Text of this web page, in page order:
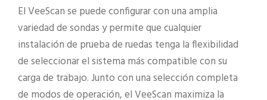
El VeeScan se puede configurar con una amplia
variedad de sondas y permite que cualquier
instalación de prueba de ruedas tenga la flexibilidad
de seleccionar el sistema más compatible con su
carga de trabajo. Junto con una selección completa
de modos de operación, el VeeScan maximiza la